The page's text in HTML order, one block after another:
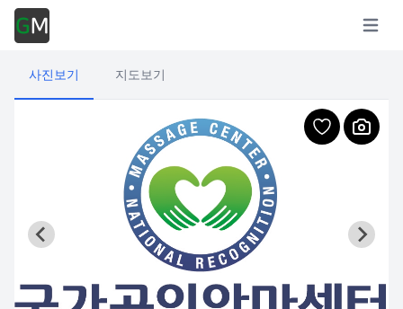
Open
사진보기 지도보기